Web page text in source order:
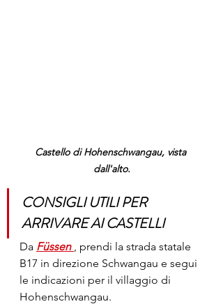
Castello di Hohenschwangau, vista
dall'alto.
CONSIGLI UTILI PER
ARRIVARE AI CASTELLI
Da Füssen
, prendi la strada statale
B17 in direzione Schwangau e segui
le indicazioni per il villaggio di
Hohenschwangau.